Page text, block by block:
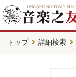
トップ 詳細検索